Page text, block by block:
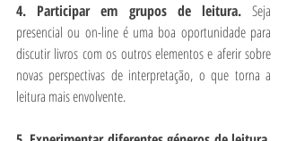
4. Participar em grupos de leitura. Seja
presencial ou on-line é uma boa oportunidade para
discutir livros com os outros elementos e aferir sobre
novas perspectivas de interpretação, o que torna a
leitura mais envolvente.